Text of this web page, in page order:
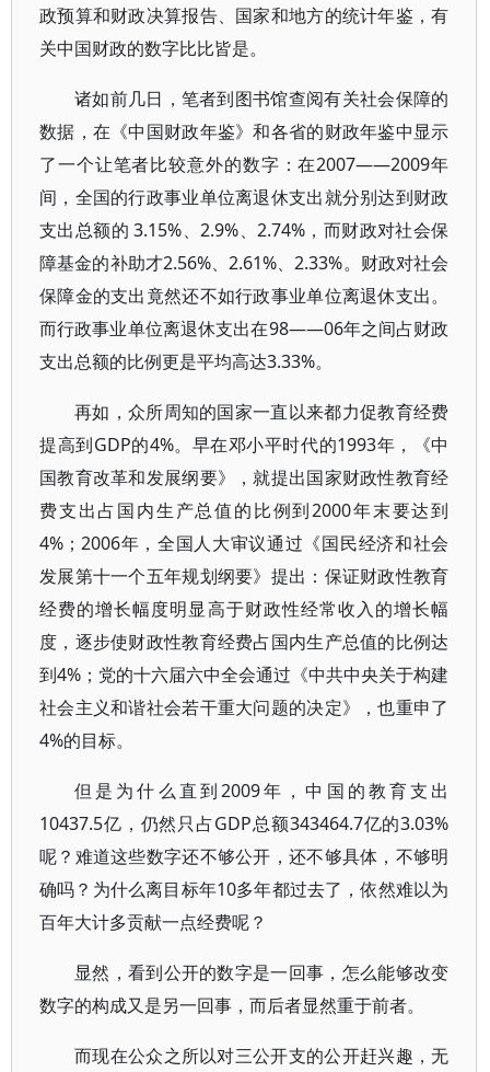
政预算和财政决算报告、国家和地方的统计年鉴，有
关中国财政的数字比比皆是。
诸如前几日，笔者到图书馆查阅有关社会保障的
数据，在《中国财政年鉴》和各省的财政年鉴中显示
了一个让笔者比较意外的数字：在2007——2009年
间，全国的行政事业单位离退休支出就分别达到财政
支出总额的 3.15%、2.9%、2.74%，而财政对社会保
障基金的补助才2.56%、2.61%、2.33%。财政对社会
保障金的支出竟然还不如行政事业单位离退休支出。
而行政事业单位离退休支出在98——06年之间占财政
支出总额的比例更是平均高达3.33%。
再如，众所周知的国家一直以来都力促教育经费
提高到GDP的4%。早在邓小平时代的1993年，《中
国教育改革和发展纲要》，就提出国家财政性教育经
费支出占国内生产总值的比例到2000年末要达到
4%；2006年，全国人大审议通过《国民经济和社会
发展第十一个五年规划纲要》提出：保证财政性教育
经费的增长幅度明显高于财政性经常收入的增长幅
度，逐步使财政性教育经费占国内生产总值的比例达
到4%；党的十六届六中全会通过《中共中央关于构建
社会主义和谐社会若干重大问题的决定》，也重申了
4%的目标。
但是为什么直到2009年，中国的教育支出
10437.5亿，仍然只占GDP总额343464.7亿的3.03%
呢？难道这些数字还不够公开，还不够具体，不够明
确吗？为什么离目标年10多年都过去了，依然难以为
百年大计多贡献一点经费呢？
显然，看到公开的数字是一回事，怎么能够改变
数字的构成又是另一回事，而后者显然重于前者。
而现在公众之所以对三公开支的公开赶兴趣，无